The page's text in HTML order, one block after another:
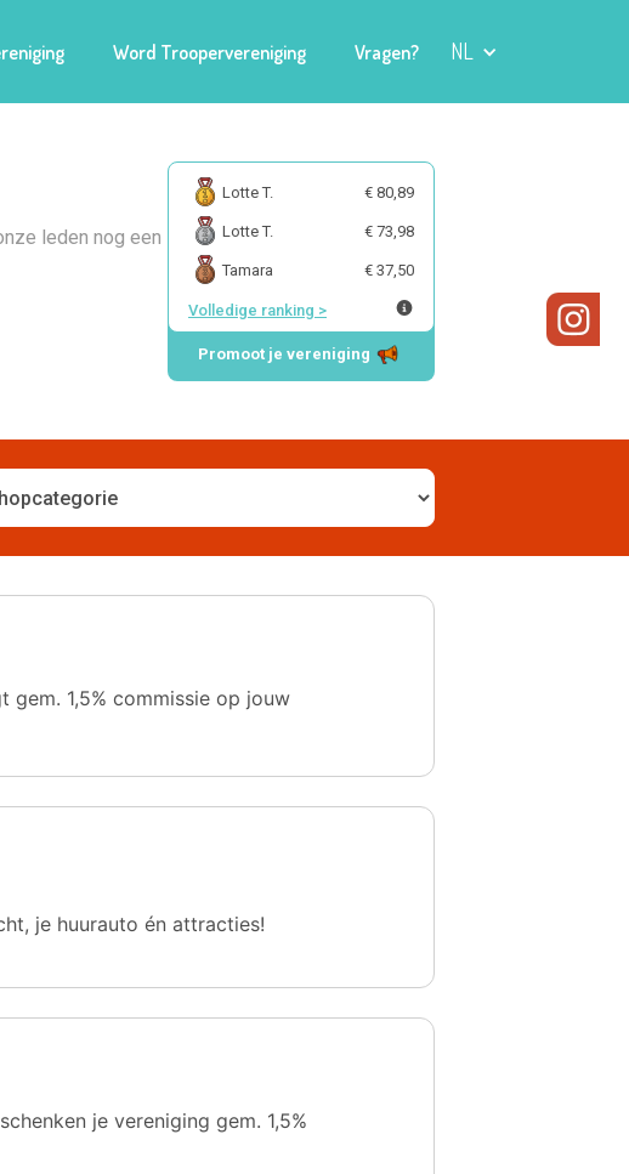
Word Troopervereniging Vragen? NL
leden nog een
Lotte T. € 80,89
Lotte T. € 73,98
Tamara € 37,50
Volledige ranking >
Promoot je vereniging
1,5% commissie op jouw
je huurauto én attracties!
je vereniging gem. 1,5%